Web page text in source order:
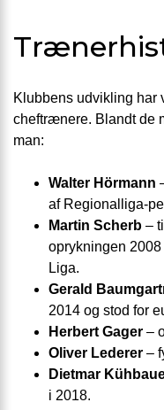
Klubbens udvikling
cheftrænere. Blandt de
man:
Walter Hörmann
af Regionalliga-
Martin Scherb –
oprykningen
Liga.
Gerald
2014 og stod for
Herbert Gager –
Oliver Lederer –
Dietmar
i 2018.